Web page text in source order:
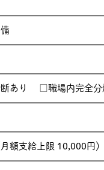
断あり □職場内完全分
額支給上限 10,000円）